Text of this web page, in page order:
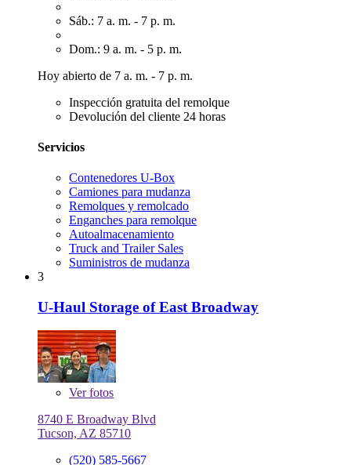
Sáb.: 7 a. m. - 7 p. m.
Dom.: 9 a. m. - 5 p. m.
Hoy abierto de 7 a. m. - 7 p. m.
Inspección gratuita del remolque
Devolución del cliente 24 horas
Servicios
Contenedores U-Box
Camiones para mudanza
Remolques y remolcado
Enganches para remolque
Autoalmacenamiento
Truck and Trailer Sales
Suministros de mudanza
3
U-Haul Storage of East Broadway
Verfotos
8740 E Broadway Blvd
Tucson, AZ 85710
(520) 585-5667